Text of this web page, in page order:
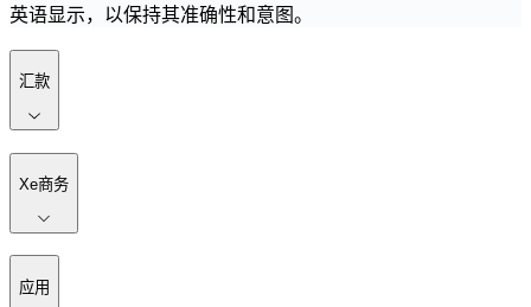
英语显示，以保持其准确性和意图。
汇款
Xe商务
应用